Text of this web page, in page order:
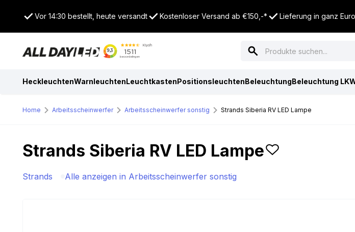
Vor 14:30 bestellt, heute versandt Kostenloser Versand ab €150,-* Lieferung in ganz
HeckleuchtenWarnleuchtenLeuchtkastenPositionsleuchtenBeleuchtungBeleuchtung
Home Arbeitsscheinwerfer Arbeitsscheinwerfer sonstig Strands Siberia RV LED Lampe
Strands Siberia RV LED Lampe
Strands Alle anzeigen in Arbeitsscheinwerfer sonstig